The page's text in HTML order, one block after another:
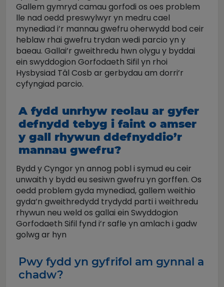
Gallem gymryd camau gorfodi os oes problem
lle nad oedd preswylwyr yn medru cael
mynediad i’r mannau gwefru oherwydd bod ceir
heblaw rhai gwefru trydan wedi parcio yn y
baeau. Gallai’r gweithredu hwn olygu y byddai
ein swyddogion Gorfodaeth Sifil yn rhoi
Hysbysiad Tâl Cosb ar gerbydau am dorri’r
cyfyngiad parcio.
A fydd unrhyw reolau ar gyfer
defnydd tebyg i faint o amser
y gall rhywun ddefnyddio’r
mannau gwefru?
Bydd y Cyngor yn annog pobl i symud eu ceir
unwaith y bydd eu sesiwn gwefru yn gorffen. Os
oedd problem gyda mynediad, gallem weithio
gyda’n gweithredydd trydydd parti i weithredu
rhywun neu weld os gallai ein Swyddogion
Gorfodaeth Sifil fynd i’r safle yn amlach i gadw
golwg ar hyn
Pwy fydd yn gyfrifol am gynnal a
chadw?